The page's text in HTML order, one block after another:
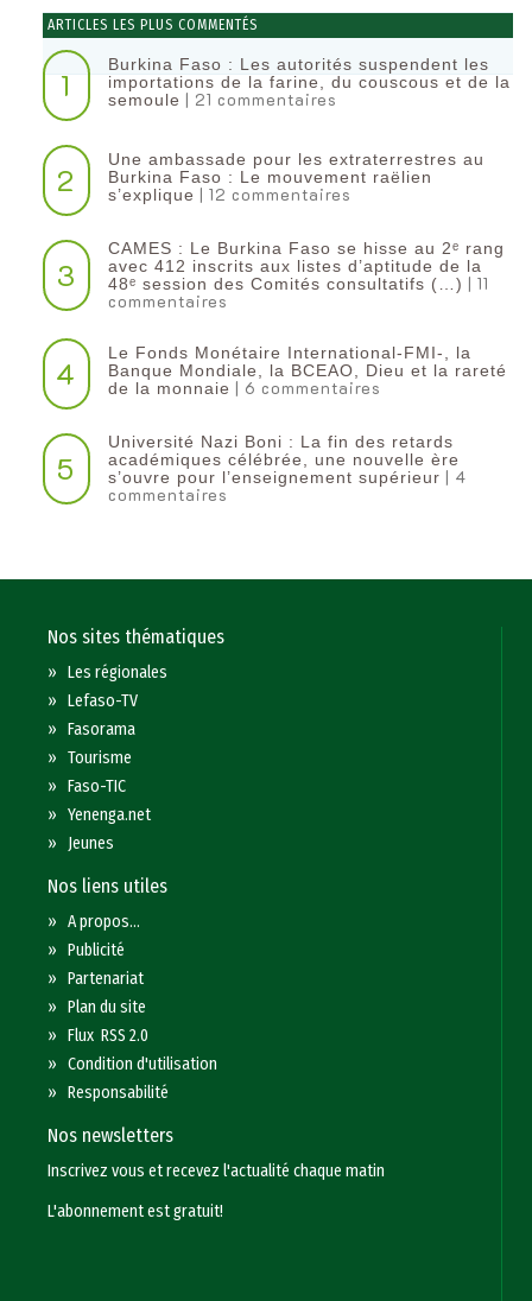
ARTICLES LES PLUS COMMENTÉS
1
Burkina Faso : Les autorités suspendent les
importations de la farine, du couscous et de la
semoule | 21 commentaires
2
Une ambassade pour les extraterrestres au
Burkina Faso : Le mouvement raëlien
s’explique | 12 commentaires
3
CAMES : Le Burkina Faso se hisse au 2ᵉ rang
avec 412 inscrits aux listes d’aptitude de la
48ᵉ session des Comités consultatifs (…) | 11
commentaires
4
Le Fonds Monétaire International-FMI-, la
Banque Mondiale, la BCEAO, Dieu et la rareté
de la monnaie | 6 commentaires
5
Université Nazi Boni : La fin des retards
académiques célébrée, une nouvelle ère
s’ouvre pour l’enseignement supérieur | 4
commentaires
Nos sites thématiques
»Les régionales
»Lefaso-TV
»Fasorama
»Tourisme
»Faso-TIC
»Yenenga.net
» Jeunes
Nos liens utiles
»A propos...
»Publicité
»Partenariat
»Plan du site
»Flux RSS 2.0
»Condition d'utilisation
»Responsabilité
Nos newsletters
Inscrivez vous et recevez l'actualité chaque matin
L'abonnement est gratuit!